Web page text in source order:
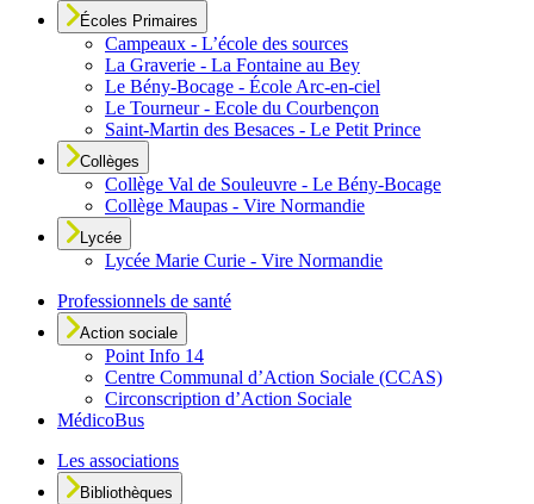
Écoles Primaires
Campeaux - L’école des sources
La Graverie - La Fontaine au Bey
Le Bény-Bocage - École Arc-en-ciel
Le Tourneur - Ecole du Courbençon
Saint-Martin des Besaces - Le Petit Prince
Collèges
Collège Val de Souleuvre - Le Bény-Bocage
Collège Maupas - Vire Normandie
Lycée
Lycée Marie Curie - Vire Normandie
Professionnels de santé
Action sociale
Point Info 14
Centre Communal d’Action Sociale (CCAS)
Circonscription d’Action Sociale
MédicoBus
Les associations
Bibliothèques